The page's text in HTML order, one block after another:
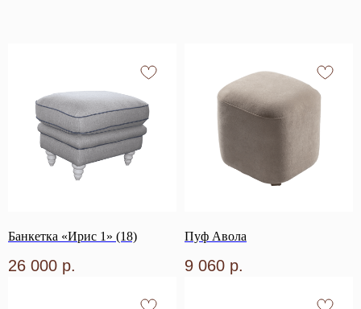
Банкетка «Ирис 1» (18)
26 000 р.
Пуф Авола
9 060 р.